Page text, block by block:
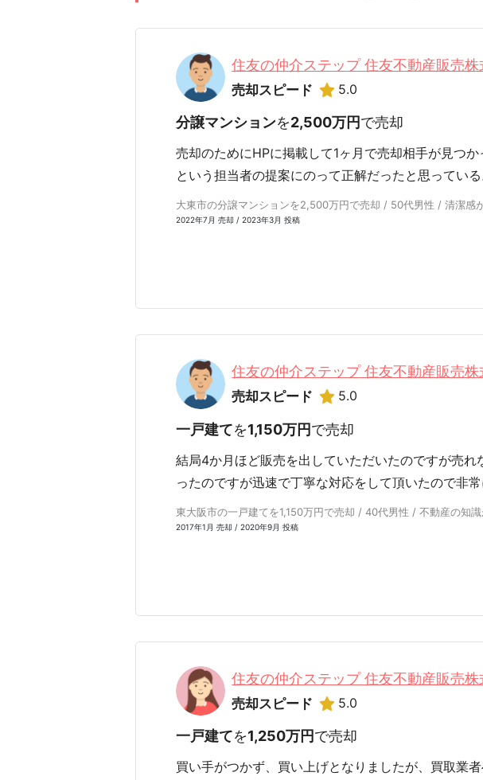
住友の仲介ステップ 住友不動産販売株
売却スピード 5.0
分譲マンションを2,500万円で売却
売却のためにHPに掲載して1ヶ月で売却相手が見つ
という担当者の提案にのって正解だったと思っている
大東市の分譲マンションを2,500万円で売却 / 50代男性 / 清潔感
2022年7月 売却 / 2023年3月 投稿
住友の仲介ステップ 住友不動産販売株
売却スピード 5.0
一戸建てを1,150万円で売却
結局4か月ほど販売を出していただいたのですが売
ったのですが迅速で丁寧な対応をして頂いたので非常
東大阪市の一戸建てを1,150万円で売却 / 40代男性 / 不動産の知
2017年1月 売却 / 2020年9月 投稿
住友の仲介ステップ 住友不動産販売株
売却スピード 5.0
一戸建てを1,250万円で売却
買い手がつかず、買い上げとなりましたが、買取業